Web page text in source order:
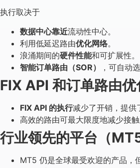
执行取决于
数据中心靠近流动性中心。
利用低延迟路由优化网络。
浪涌期间的硬件性能和可扩展性。
智能订单路由（SOR）
，可自动
FIX API 和订单路由优
FIX API 的执行减少了开销，提供
高效的路由可最大限度地减少接
行业领先的平台（
MT5 仍是全球最受欢迎的产品，